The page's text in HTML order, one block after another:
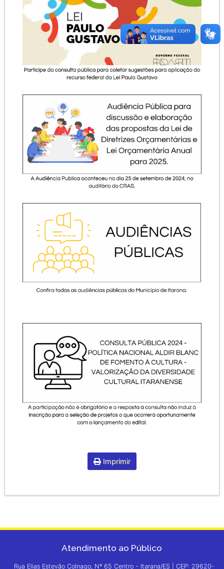
Imprimir
Atendimento ao Público
Rua Elias Estevão Colnago, Nº 65 Centro - Itarana/ES | CEP: 29620-